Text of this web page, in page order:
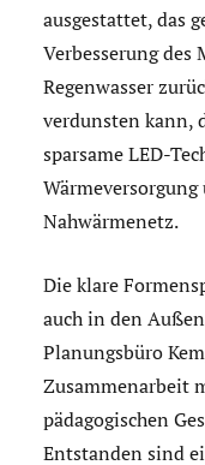
ausgestattet, das
Verbesserung des
Regenwasser
verdunsten kann,
sparsame LED-
Nahwärmenetz.
Die klare
auch in den
Planungsbüro
Zusammenarbeit
pädagogischen
Entstanden sind